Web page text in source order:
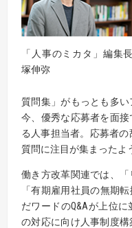
「人事のミカタ」編集
塚伸弥
質問集」がもっとも多
今、優秀な応募者を面
る人事担当者。応募者の
質問に注目が集まったよ
働き方改革関連では、「
「有期雇用社員の無期
だワードのQ&Aが上位
の対応に向け人事制度